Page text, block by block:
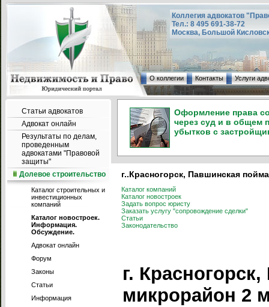
Коллегия адвокатов
Тел.: 8 495 691-38-72
Москва, Большой
О коллегии Контакты Услуги
Статьи адвокатов
Адвокат онлайн
Результаты по делам,
проведенным
адвокатами "Правовой
защиты"
Долевое строительство
Каталог строительных и
инвестиционных
компаний
Каталог новостроек.
Информация.
Обсуждение.
Адвокат онлайн
Форум
Законы
Статьи
Информация
Оформление права
через суд и в общем
убытков с
г..Красногорск, Павшинская
Каталог компаний
Каталог новостроек
Задать вопрос юристу
Заказать услугу "сопровождение сделки"
Статьи
Законодательство
г.
микрорайон 2